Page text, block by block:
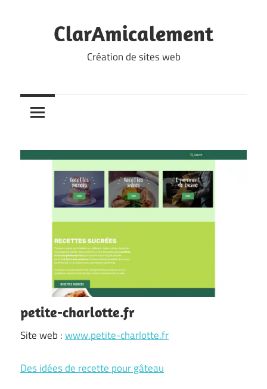
ClarAmicalement
Création de sites web
petite-charlotte.fr
Site web :www.petite-charlotte.fr
Des idées de recette pour gâteau